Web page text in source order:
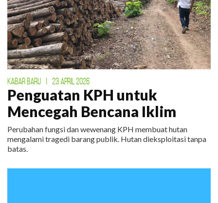
KABAR BARU | 23 APRIL 2026
Penguatan KPH untuk
Mencegah Bencana Iklim
Perubahan fungsi dan wewenang KPH membuat hutan
mengalami tragedi barang publik. Hutan dieksploitasi tanpa
batas.